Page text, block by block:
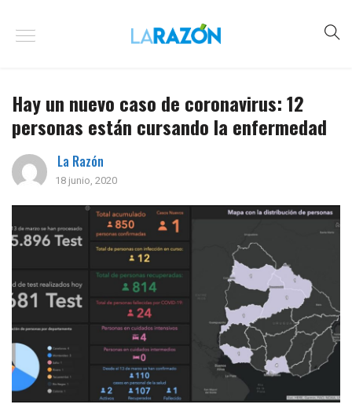
Hay un nuevo caso de coronavirus: 12
personas están cursando la enfermedad
La Razón
18 junio, 2020